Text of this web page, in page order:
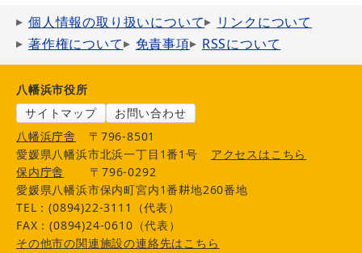
個人情報の取り扱いについて
リンクについて
著作権について
免責事項 RSSについて
八幡浜市役所
サイトマップ
お問い合わせ
八幡浜庁舎
〒796-8501
愛媛県八幡浜市北浜一丁目1番1号
アクセスはこちら
保内庁舎
〒796-0292
愛媛県八幡浜市保内町宮内1番耕地260番地
TEL：(0894)22-3111（代表）
FAX：(0894)24-0610（代表）
その他市の関連施設の連絡先はこちら